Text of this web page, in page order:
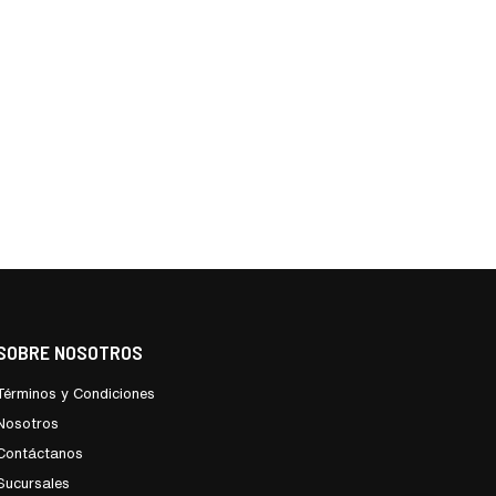
NOSOTROS
y Condiciones